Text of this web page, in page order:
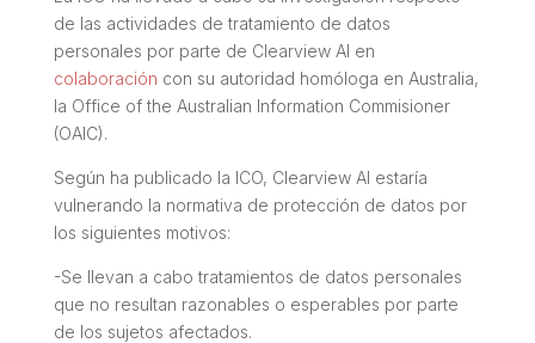
de las actividades de tratamiento de datos
personales por parte de Clearview AI en
colaboración con su autoridad homóloga en Australia,
la Office of the Australian Information Commisioner
(OAIC).
Según ha publicado la ICO, Clearview AI estaría
vulnerando la normativa de protección de datos por
los siguientes motivos:
-Se llevan a cabo tratamientos de datos personales
que no resultan razonables o esperables por parte
de los sujetos afectados.